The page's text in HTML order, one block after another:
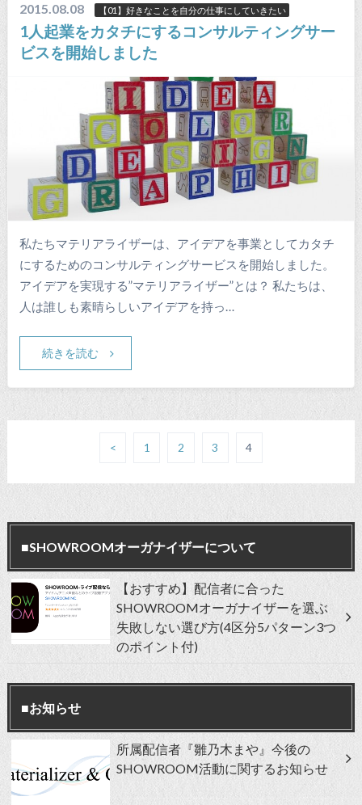
2015.08.08 【01】好きなことを自分の仕事にしていきたい
1人起業をカタチにするコンサルティングサー
ビスを開始しました
私たちマテリアライザーは、アイデアを事業としてカタチ
にするためのコンサルティングサービスを開始しました。
アイデアを実現する”マテリアライザー”とは？ 私たちは、
人は誰しも素晴らしいアイデアを持っ…
続きを読む
< 1 2 3 4
■SHOWROOMオーガナイザーについて
【おすすめ】配信者に合った
SHOWROOMオーガナイザーを選ぶ
失敗しない選び方(4区分5パターン3つ
のポイント付)
■お知らせ
所属配信者『雛乃木まや』今後の
SHOWROOM活動に関するお知らせ